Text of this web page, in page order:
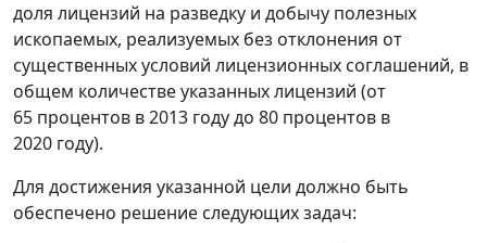
доля лицензий на разведку и добычу полезных
ископаемых, реализуемых без отклонения от
существенных условий лицензионных соглашений, в
общем количестве указанных лицензий (от
65 процентов в 2013 году до 80 процентов в
2020 году).
Для достижения указанной цели должно быть
обеспечено решение следующих задач: